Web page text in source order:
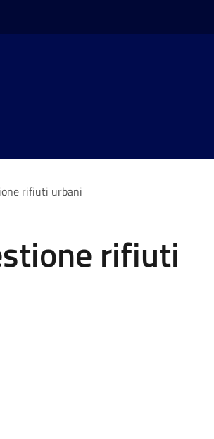
rifiuti urbani
rifiuti